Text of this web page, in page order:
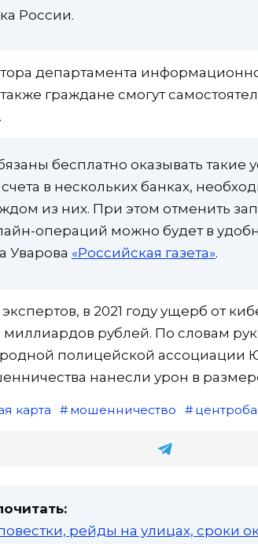
России.
департамента
граждане смогут
бесплатно оказывать такие
счета в нескольких банках,
из них. При этом отменить
операций можно будет в
Уварова «Российская газета».
в 2021 году ущерб от
миллиардов рублей. По словам
полицейской ассоциации
нанесли урон в
карта мошенничество
рейды на улицах, сроки